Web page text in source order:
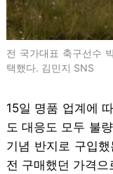
전 국가대표 축구선수
택했다. 김민지 SNS
15일 명품 업계에
도 대응도 모두 불
기념 반지로 구입
전 구매했던 가격으